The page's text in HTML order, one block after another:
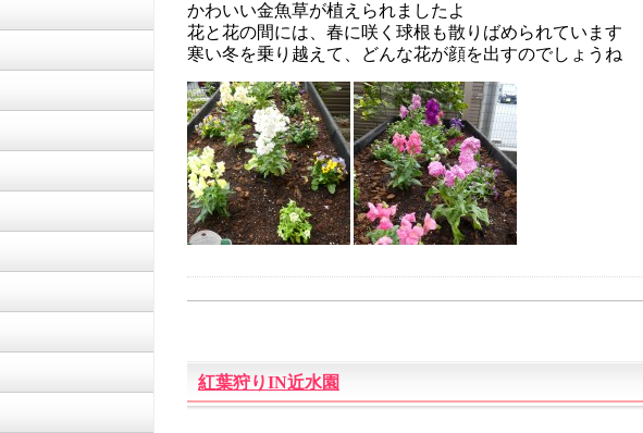
かわいい金魚草が植えられましたよ
花と花の間には、春に咲く球根も散りばめられています
寒い冬を乗り越えて、どんな花が顔を出すのでしょうね
紅葉狩りIN近水園